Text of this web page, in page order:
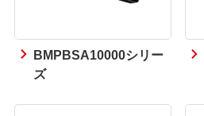
BMPBSA10000シリー
ズ